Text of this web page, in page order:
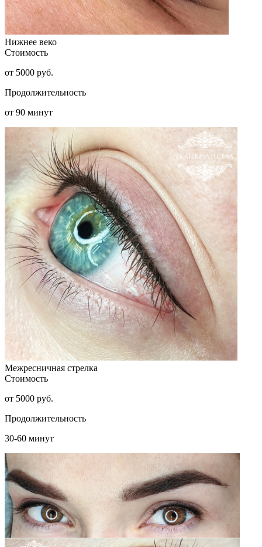
Нижнее веко
Стоимость
от 5000 руб.
Продолжительность
от 90 минут
Межресничная стрелка
Стоимость
от 5000 руб.
Продолжительность
30-60 минут